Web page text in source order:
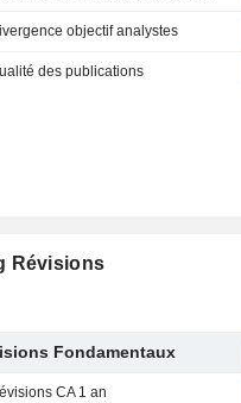
objectif analystes
des publications
Révisions
Fondamentaux
CA 1 an